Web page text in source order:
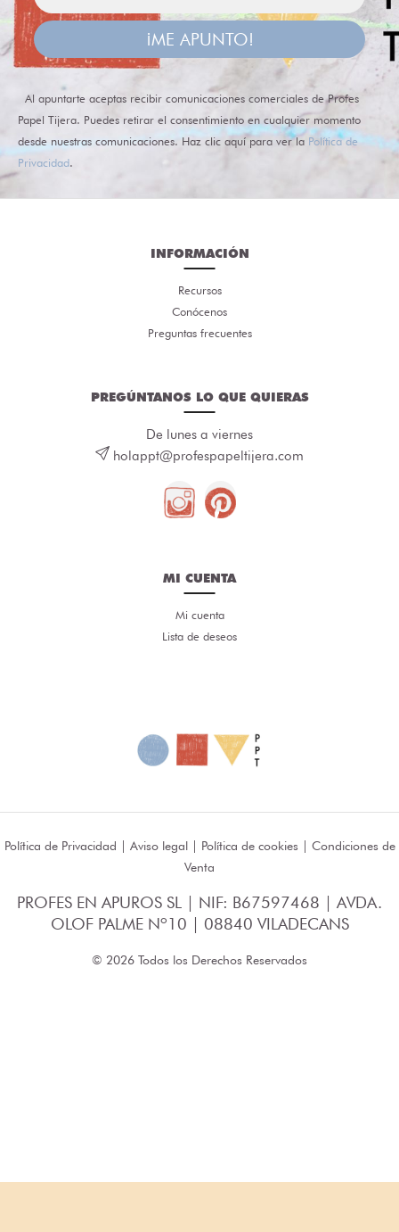
¡ME APUNTO!
Al apuntarte aceptas recibir comunicaciones comerciales de Profes
Papel Tijera. Puedes retirar el consentimiento en cualquier momento
desde nuestras comunicaciones. Haz clic aquí para ver la Política de
Privacidad.
INFORMACIÓN
Recursos
Conócenos
Preguntas frecuentes
PREGÚNTANOS LO QUE QUIERAS
De lunes a viernes
holappt@profespapeltijera.com
MI CUENTA
Mi cuenta
Lista de deseos
Política de Privacidad | Aviso legal| Política de cookies | Condiciones de
Venta
PROFES EN APUROS SL | NIF: B67597468 | AVDA.
OLOF PALME Nº10 | 08840 VILADECANS
© 2026 Todos los Derechos Reservados